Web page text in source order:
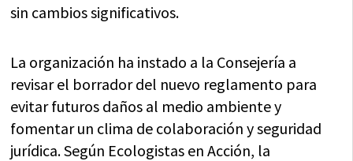
sin cambios significativos.
La organización ha instado a la Consejería a
revisar el borrador del nuevo reglamento para
evitar futuros daños al medio ambiente y
fomentar un clima de colaboración y seguridad
jurídica. Según Ecologistas en Acción, la